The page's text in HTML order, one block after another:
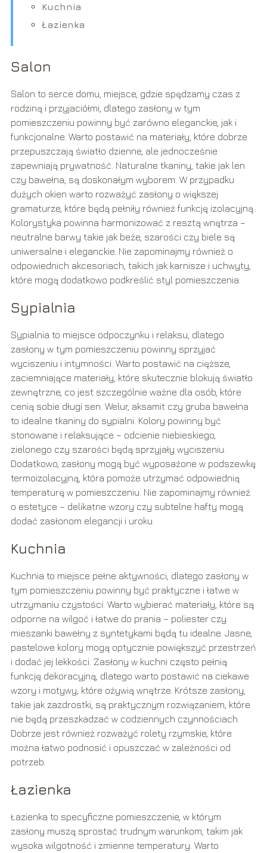
Kuchnia
Łazienka
Salon
Salon to serce domu, miejsce, gdzie spędzamy czas z
rodziną i przyjaciółmi, dlatego zasłony w tym
pomieszczeniu powinny być zarówno eleganckie, jak i
funkcjonalne. Warto postawić na materiały, które dobrze
przepuszczają światło dzienne, ale jednocześnie
zapewniają prywatność. Naturalne tkaniny, takie jak len
czy bawełna, są doskonałym wyborem. W przypadku
dużych okien warto rozważyć zasłony o większej
gramaturze, które będą pełniły również funkcję izolacyjną.
Kolorystyka powinna harmonizować z resztą wnętrza –
neutralne barwy takie jak beże, szarości czy biele są
uniwersalne i eleganckie. Nie zapominajmy również o
odpowiednich akcesoriach, takich jak karnisze i uchwyty,
które mogą dodatkowo podkreślić styl pomieszczenia.
Sypialnia
Sypialnia to miejsce odpoczynku i relaksu, dlatego
zasłony w tym pomieszczeniu powinny sprzyjać
wyciszeniu i intymności. Warto postawić na cięższe,
zaciemniające materiały, które skutecznie blokują światło
zewnętrzne, co jest szczególnie ważne dla osób, które
cenią sobie długi sen. Welur, aksamit czy gruba bawełna
to idealne tkaniny do sypialni. Kolory powinny być
stonowane i relaksujące – odcienie niebieskiego,
zielonego czy szarości będą sprzyjały wyciszeniu.
Dodatkowo, zasłony mogą być wyposażone w podszewkę
termoizolacyjną, która pomoże utrzymać odpowiednią
temperaturę w pomieszczeniu. Nie zapominajmy również
o estetyce – delikatne wzory czy subtelne hafty mogą
dodać zasłonom elegancji i uroku.
Kuchnia
Kuchnia to miejsce pełne aktywności, dlatego zasłony w
tym pomieszczeniu powinny być praktyczne i łatwe w
utrzymaniu czystości. Warto wybierać materiały, które są
odporne na wilgoć i łatwe do prania – poliester czy
mieszanki bawełny z syntetykami będą tu idealne. Jasne,
pastelowe kolory mogą optycznie powiększyć przestrzeń
i dodać jej lekkości. Zasłony w kuchni często pełnią
funkcję dekoracyjną, dlatego warto postawić na ciekawe
wzory i motywy, które ożywią wnętrze. Krótsze zasłony,
takie jak zazdrostki, są praktycznym rozwiązaniem, które
nie będą przeszkadzać w codziennych czynnościach.
Dobrze jest również rozważyć rolety rzymskie, które
można łatwo podnosić i opuszczać w zależności od
potrzeb.
Łazienka
Łazienka to specyficzne pomieszczenie, w którym
zasłony muszą sprostać trudnym warunkom, takim jak
wysoka wilgotność i zmienne temperatury. Warto